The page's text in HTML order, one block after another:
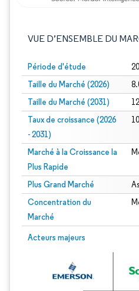
VUE D’ENSEMBLE DU
Période d'étude
Taille du Marché (2026)
Taille du Marché (2031)
Taux de croissance (2026
- 2031)
Marché à la Croissance la
Plus Rapide
Plus Grand Marché
Concentration du
Marché
Acteurs majeurs
Image © Mordor Intelligence. La